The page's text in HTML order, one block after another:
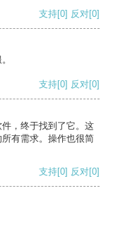
支持[0] 反对[0]
支持[0] 反对[0]
，终于找到了它。这
有需求。操作也很简
支持[0] 反对[0]